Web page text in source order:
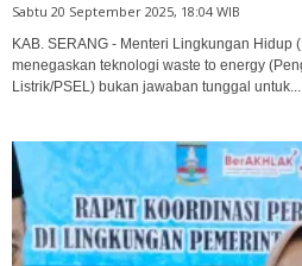
Sabtu 20 September 2025, 18:04 WIB
KAB. SERANG - Menteri Lingkungan Hidup
menegaskan teknologi waste to energy
Listrik/PSEL) bukan jawaban tunggal untuk...